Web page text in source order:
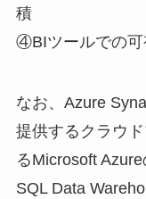
積
④BIツールでの可
なお、Azure
提供するクラウ
るMicrosoft
SQL Data